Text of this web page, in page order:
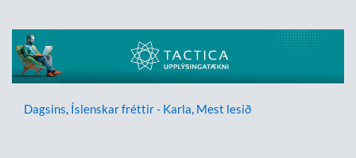
Dagsins, Íslenskar fréttir - Karla, Mest lesið